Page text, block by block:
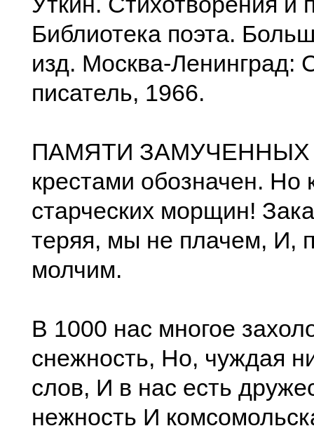
Библиотека поэта.
изд. Москва-Ленинград:
писатель, 1966.
ПАМЯТИ ЗАМУЧЕННЫХ
крестами обозначен. Но
старческих морщин!
теряя, мы не плачем, И,
молчим.
В 1000 нас многое
снежность, Но, чуждая
слов, И в нас есть
нежность И